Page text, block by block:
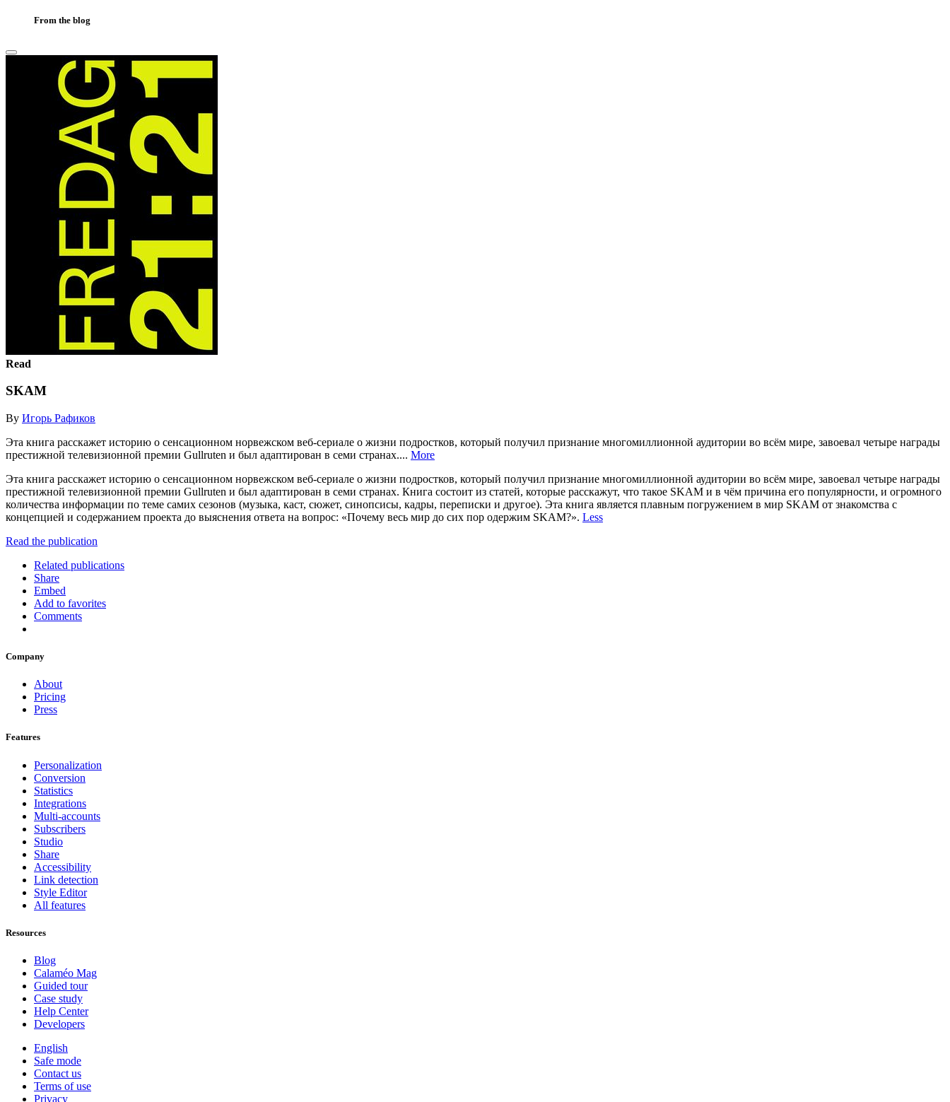
From the blog
Read
SKAM
By Игорь Рафиков
Эта книга расскажет историю о сенсационном норвежском веб-сериале о жизни подростков, который получил признание многомиллионной аудитории во всём мире, завоевал четыре награды
престижной телевизионной премии Gullruten и был адаптирован в семи странах.... More
Эта книга расскажет историю о сенсационном норвежском веб-сериале о жизни подростков, который получил признание многомиллионной аудитории во всём мире, завоевал четыре награды
престижной телевизионной премии Gullruten и был адаптирован в семи странах. Книга состоит из статей, которые расскажут, что такое SKAM и в чём причина его популярности, и огромного
количества информации по теме самих сезонов (музыка, каст, сюжет, синопсисы, кадры, переписки и другое). Эта книга является плавным погружением в мир SKAM от знакомства с
концепцией и содержанием проекта до выяснения ответа на вопрос: «Почему весь мир до сих пор одержим SKAM?». Less
Read the publication
Related publications
Share
Embed
Add to favorites
Comments
Company
About
Pricing
Press
Features
Personalization
Conversion
Statistics
Integrations
Multi-accounts
Subscribers
Studio
Share
Accessibility
Link detection
Style Editor
All features
Resources
Blog
Calaméo Mag
Guided tour
Case study
Help Center
Developers
English
Safe mode
Contact us
Terms of use
Privacy